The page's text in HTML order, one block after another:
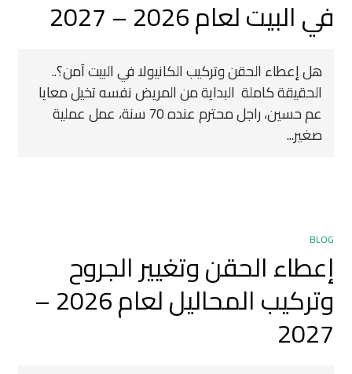
في البيت لعام 2026 – 2027
هل إعطاء الحقن وتركيب الكانيولا في البيت آمن؟..
الحقيقة كاملة البداية من المريض نفسه تخيل معايا
عم حسين، راجل محترم عنده 70 سنة، عمل عملية
صغير...
BLOG
إعطاء الحقن وتغيير الجروح
وتركيب المحاليل لعام 2026 –
2027